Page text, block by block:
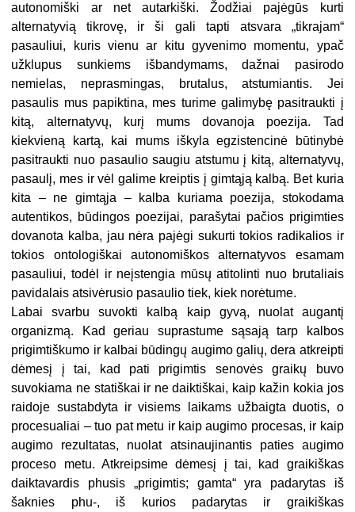
autonomiški ar net autarkiški. Žodžiai pajėgūs kurti
alternatyvią tikrovę, ir ši gali tapti atsvara „tikrajam“
pasauliui, kuris vienu ar kitu gyvenimo momentu, ypač
užklupus sunkiems išbandymams, dažnai pasirodo
nemielas, neprasmingas, brutalus, atstumiantis. Jei
pasaulis mus papiktina, mes turime galimybę pasitraukti į
kitą, alternatyvų, kurį mums dovanoja poezija. Tad
kiekvieną kartą, kai mums iškyla egzistencinė būtinybė
pasitraukti nuo pasaulio saugiu atstumu į kitą, alternatyvų,
pasaulį, mes ir vėl galime kreiptis į gimtąją kalbą. Bet kuria
kita – ne gimtąja – kalba kuriama poezija, stokodama
autentikos, būdingos poezijai, parašytai pačios prigimties
dovanota kalba, jau nėra pajėgi sukurti tokios radikalios ir
tokios ontologiškai autonomiškos alternatyvos esamam
pasauliui, todėl ir neįstengia mūsų atitolinti nuo brutaliais
pavidalais atsivėrusio pasaulio tiek, kiek norėtume.
Labai svarbu suvokti kalbą kaip gyvą, nuolat augantį
organizmą. Kad geriau suprastume sąsają tarp kalbos
prigimtiškumo ir kalbai būdingų augimo galių, dera atkreipti
dėmesį į tai, kad pati prigimtis senovės graikų buvo
suvokiama ne statiškai ir ne daiktiškai, kaip kažin kokia jos
raidoje sustabdyta ir visiems laikams užbaigta duotis, o
procesualiai – tuo pat metu ir kaip augimo procesas, ir kaip
augimo rezultatas, nuolat atsinaujinantis paties augimo
proceso metu. Atkreipsime dėmesį į tai, kad graikiškas
daiktavardis phusis „prigimtis; gamta“ yra padarytas iš
šaknies phu-, iš kurios padarytas ir graikiškas